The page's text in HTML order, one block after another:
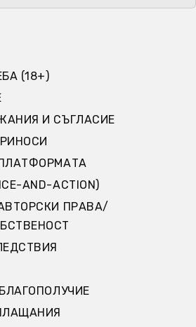
(18+)
И СЪГЛАСИЕ
AND-ACTION)
ПРАВА/